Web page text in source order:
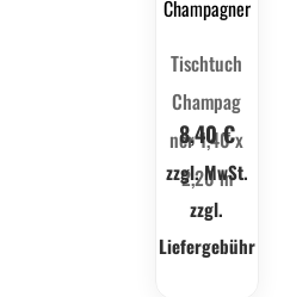
Tischtuch
Champag
ner 1,40 x
2,20 m
8,40€
zzgl. MwSt.
zzgl.
Liefergebühr